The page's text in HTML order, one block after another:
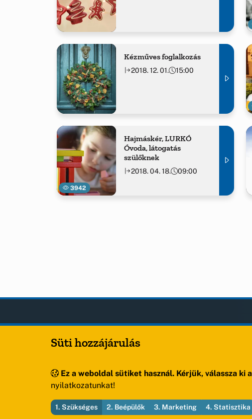
Kézműves foglalkozás
2018. 12. 01. 15:00
3942
Hajmáskér, LURKÓ
Óvoda, látogatás
szülőknek
2018. 04. 18. 09:00
Község Önkormányzata
OLDALAK
Helyek
Süti hozzájárulás
Ez a weboldal sütiket használ. Kérjük, válassza ki
nyilatkozatunkat!
1. Szükséges 2. Beépülők 3. Marketing 4. Statisztika